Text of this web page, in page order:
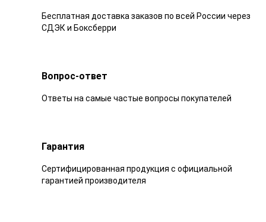
Бесплатная доставка заказов по всей России через
СДЭК и Боксберри
Вопрос-ответ
Ответы на самые частые вопросы покупателей
Гарантия
Сертифицированная продукция с официальной
гарантией производителя